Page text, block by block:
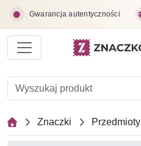
Gwarancja autentyczności
Znaczki Przedmioty